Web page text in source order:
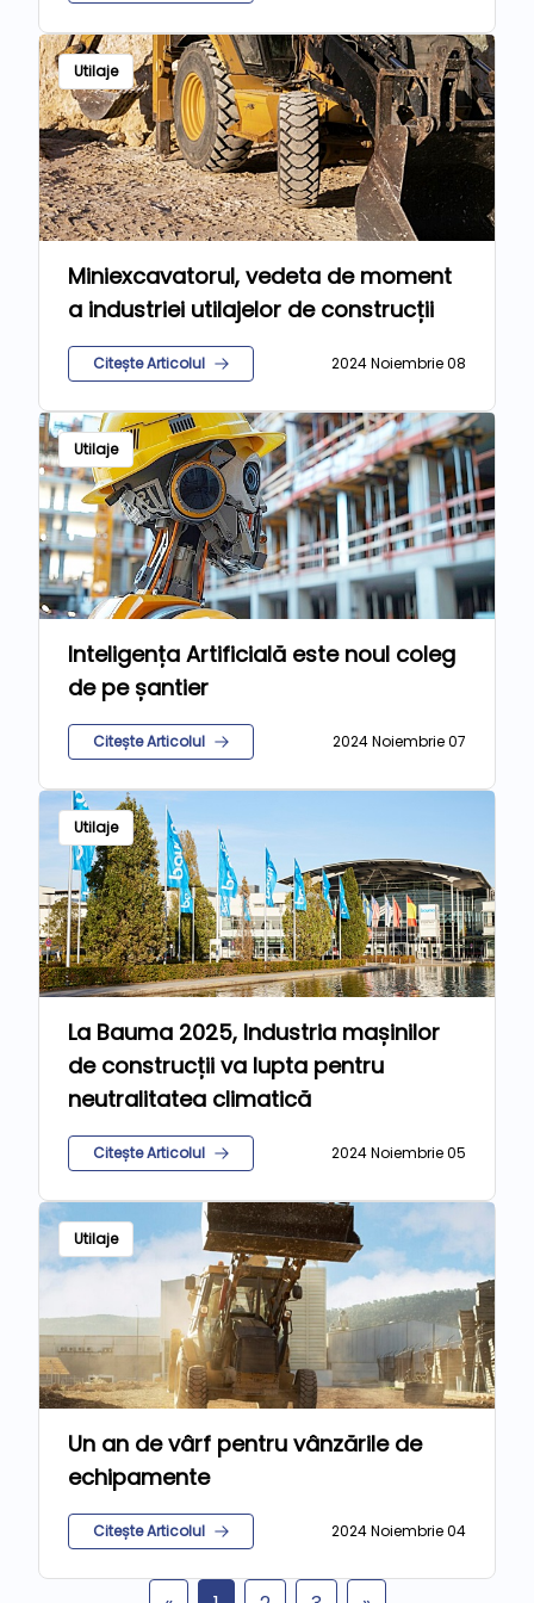
Utilaje
Miniexcavatorul, vedeta de moment
a industriei utilajelor de construcții
Citește Articolul 2024 Noiembrie 08
Utilaje
Inteligența Artificială este noul coleg
de pe șantier
Citește Articolul 2024 Noiembrie 07
Utilaje
La Bauma 2025, Industria mașinilor
de construcții va lupta pentru
neutralitatea climatică
Citește Articolul 2024 Noiembrie 05
Utilaje
Un an de vârf pentru vânzările de
echipamente
Citește Articolul 2024 Noiembrie 04